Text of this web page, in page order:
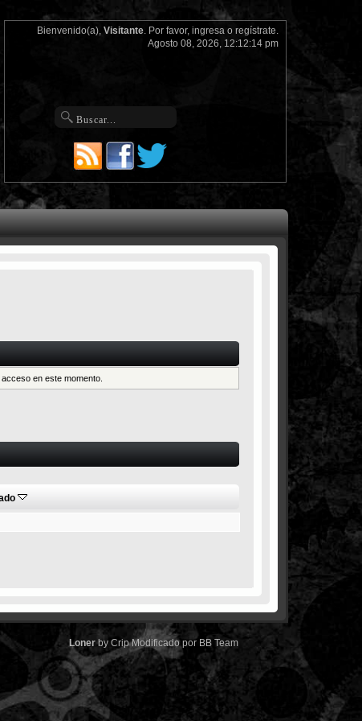
Bienvenido(a), Visitante. Por favor, ingresao regístrate.
Agosto 08, 2026, 12:12:14 pm
en este momento.
Lonerby Crip